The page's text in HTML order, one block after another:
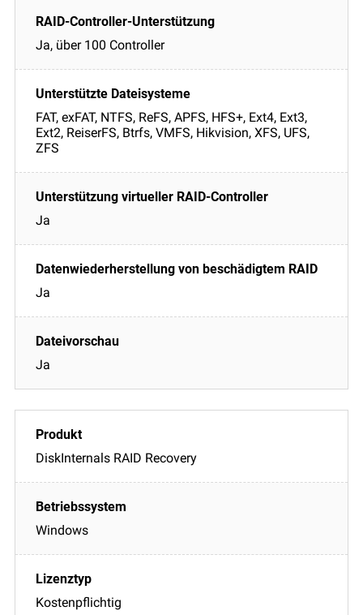
Ja, über 100 Controller
FAT, exFAT, NTFS, ReFS, APFS, HFS+, Ext4, Ext3,
Ext2, ReiserFS, Btrfs, VMFS, Hikvision, XFS, UFS,
ZFS
Ja
Ja
Ja
DiskInternals RAID Recovery
Windows
Kostenpflichtig